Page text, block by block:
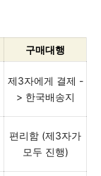
구매대행
제3자에게 결제 -
> 한국배송지
편리함 (제3자가
모두 진행)